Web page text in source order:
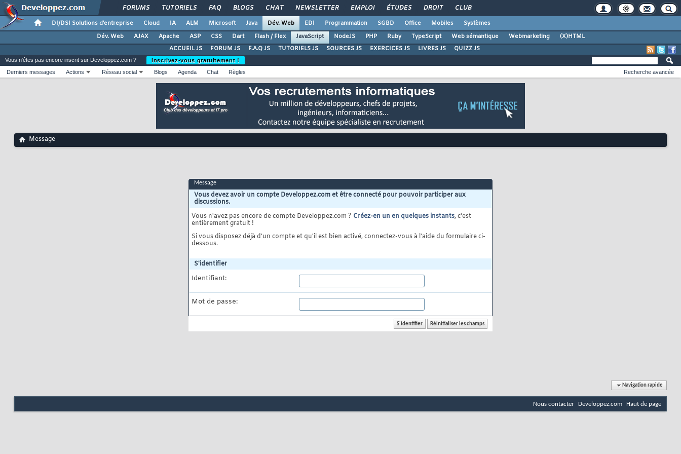
FORUMS TUTORIELS FAQ BLOGS CHAT NEWSLETTER EMPLOI ÉTUDES DROIT CLUB
DI/DSI Solutions d'entreprise Cloud IA ALM Microsoft Java Dév. Web EDI Programmation SGBD Office Mobiles
Systèmes
Dév. Web
AJAX Apache ASP CSS Dart Flash / Flex JavaScript NodeJS PHP Ruby TypeScript Web sémantique Webmarketing
(X)HTML
ACCUEIL JS
FORUM JS F.A.Q JS TUTORIELS JS SOURCES JS EXERCICES JS LIVRES JS QUIZZ JS
Vous n'êtes pas encore inscrit sur Developpez.com ?
Inscrivez-vous gratuitement !
Derniers messages
Actions Réseau social Blogs Agenda Chat Règles Recherche avancée
Message
Message
Vous devez avoir un compte Developpez.com et être connecté pour pouvoir participer aux
discussions.
Vous n'avez pas encore de compte Developpez.com ? Créez-en un en quelques instants, c'est
entièrement gratuit !
Si vous disposez déjà d'un compte et qu'il est bien activé, connectez-vous à l'aide du formulaire ci-
dessous.
S'identifier
Identifiant:
Mot de passe:
Navigation rapide
Nous contacter Developpez.com Haut de page